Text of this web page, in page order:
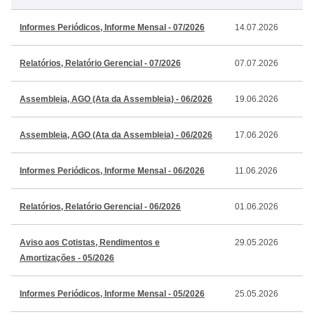
Informes Periódicos, Informe Mensal - 07/2026 14.07.2026
Relatórios, Relatório Gerencial - 07/2026 07.07.2026
Assembleia, AGO (Ata da Assembleia) - 06/2026 19.06.2026
Assembleia, AGO (Ata da Assembleia) - 06/2026 17.06.2026
Informes Periódicos, Informe Mensal - 06/2026 11.06.2026
Relatórios, Relatório Gerencial - 06/2026 01.06.2026
Aviso aos Cotistas, Rendimentos e
Amortizações - 05/2026
29.05.2026
Informes Periódicos, Informe Mensal - 05/2026 25.05.2026